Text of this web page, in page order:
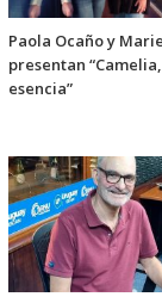
Paola Ocaño y
presentan
esencia”